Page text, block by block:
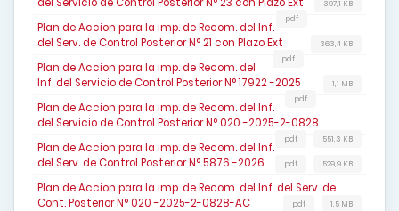
397,1 KB
pdf
Plan de Accion para la imp. de Recom. del Inf.
del Serv. de Control Posterior N° 21 con Plazo Ext
363,4 KB
pdf
Plan de Accion para la imp. de Recom. del
Inf. del Servicio de Control Posterior N° 17922 -2025
1,1 MB
pdf
Plan de Accion para la imp. de Recom. del Inf.
del Servicio de Control Posterior N° 020 -2025-2-0828
551,3 KB
pdf
Plan de Accion para la imp. de Recom. del Inf.
del Serv. de Control Posterior N° 5876 -2026
529,9 KB
pdf
Plan de Accion para la imp. de Recom. del Inf. del Serv. de
Cont. Posterior N° 020 -2025-2-0828-AC
1,5 MB
pdf